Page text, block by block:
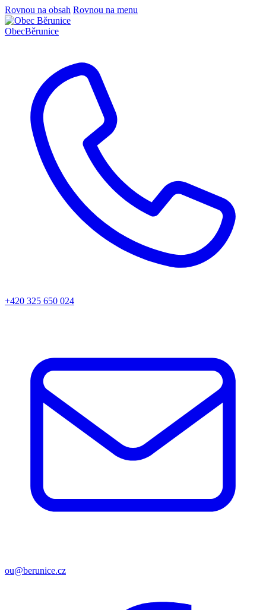
Rovnou na obsah Rovnou na menu
ObecBěrunice
+420 325 650 024
ou@berunice.cz